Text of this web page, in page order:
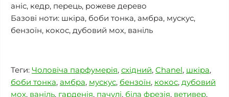
аніс, кедр, перець, рожеве дерево
Базові ноти: шкіра, боби тонка, амбра, мускус,
бензоїн, кокос, дубовий мох, ваніль
Теги: Чоловіча парфумерія, східний, Chanel, шкіра,
боби тонка, амбра, мускус, бензоїн, кокос, дубовий
мох, ваніль, гарденія, пачулі, біла фрезія, ветивер,